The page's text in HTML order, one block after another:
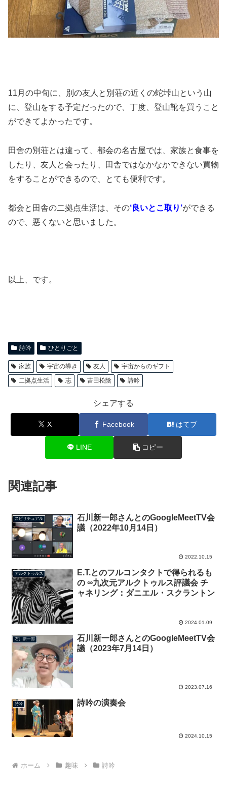
11月の中旬に、別の友人と別荘の近くの蛇垰山という山
に、登山をする予定だったので、丁度、登山靴を買うこと
ができてよかったです。
田舎の別荘とは違って、都会の名古屋では、家族と食事を
したり、友人と会ったり、田舎ではなかなかできない買物
をすることができるので、とても便利です。
都会と田舎の二拠点生活は、その‘良いとこ取り’ができる
ので、悪くないと思いました。
以上、です。
詩吟 ひとりごと
家族 宇宙の導き 友人
宇宙からのギフト
二拠点生活
志 吉田松陰 詩吟
シェアする
X Facebook はてブ
LINE コピー
関連記事
スピリチュアル
石川新一郎さんとのGoogleMeetTV会
議（2022年10月14日）
2022.10.15
アルクトゥルス
E.T.とのフルコンタクトで得られるも
の ∞九次元アルクトゥルス評議会 チ
ャネリング：ダニエル・スクラントン
2024.01.09
石川新一郎
石川新一郎さんとのGoogleMeetTV会
議（2023年7月14日）
2023.07.16
詩吟 詩吟の演奏会
2024.10.15
ホーム 趣味 詩吟